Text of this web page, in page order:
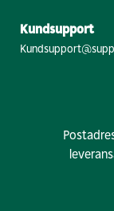
Kundsupport